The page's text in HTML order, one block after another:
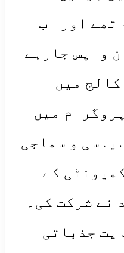
تھے اور اب
واپس جارہے
میں
میں
و سماجی
کے
نے شرکت کی۔
جذباتی